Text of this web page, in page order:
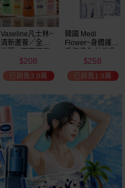
BALO~山羊奶全
身活膚保濕／玻
液(550ml) 款式可
選
$91
已銷售2萬
NIVEA妮維雅~亮
白極致嫩膚乳液
$299
已銷售1.5萬